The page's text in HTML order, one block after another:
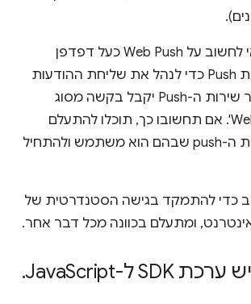
במקום זאת, כדאי לחשוב על Web Push כעל דפדפן
שמשתמש בשירות Push כדי לנהל את שליחת ההודעות
ואת קבלתן, כאשר שירות ה-Push יקבל בקשה מסוג
'פרוטוקול Web Push'. אם תחשובו כך, תוכלו להתעלם
מהדפדפן ומשירות ה-push שבהם הוא משתמש ולהתחיל
כדי להתמקד בגישה הסטנדרטית של
ומתעלם בכוונה מכל דבר אחר.
Script
.